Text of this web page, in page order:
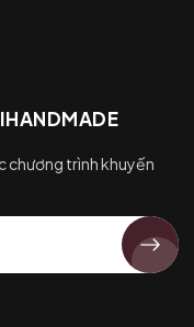
chương trình khuyến